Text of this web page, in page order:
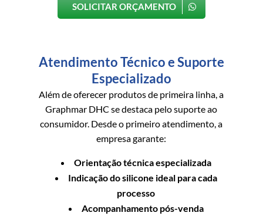
SOLICITAR ORÇAMENTO
Atendimento Técnico e Suporte
Especializado
Além de oferecer produtos de primeira linha, a
Graphmar DHC se destaca pelo suporte ao
consumidor. Desde o primeiro atendimento, a
empresa garante:
Orientação técnica especializada
Indicação do silicone ideal para cada
processo
Acompanhamento pós-venda